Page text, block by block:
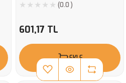
(0.0 )
601,17 TL
EKLE